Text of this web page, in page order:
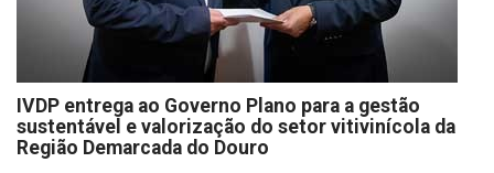
IVDP entrega ao Governo Plano para a gestão
sustentável e valorização do setor vitivinícola da
Região Demarcada do Douro